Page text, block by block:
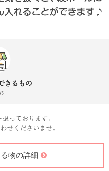
っております。
せくださいませ。
物の詳細